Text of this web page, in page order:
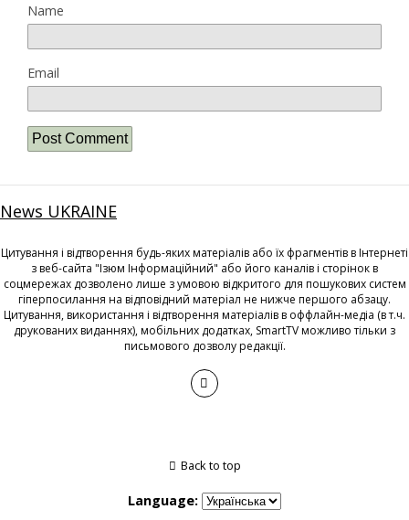
Name
Email
News UKRAINE
Цитування і відтворення будь-яких матеріалів або їх фрагментів в Інтернеті
з веб-сайта "Ізюм Інформаційний" або його каналів і сторінок в
соцмережах дозволено лише з умовою відкритого для пошукових систем
гіперпосилання на відповідний матеріал не нижче першого абзацу.
Цитування, використання і відтворення матеріалів в оффлайн-медіа (в т.ч.
друкованих виданнях), мобільних додатках, SmartTV можливо тільки з
письмового дозволу редакції.
Back to top
Language: